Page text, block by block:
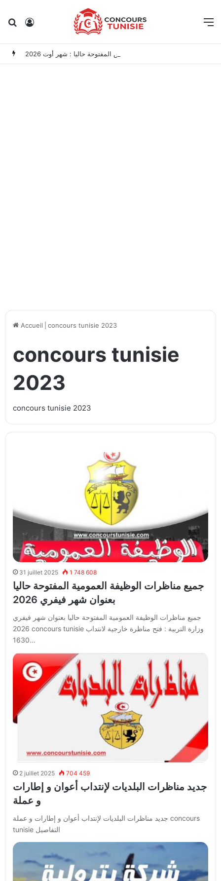
RechercherConnexion
Accueil concours tunisie 2023
concours tunisie
2023
concours tunisie 2023
31 juillet 2025 1 748 608
جميع مناظرات الوظيفة العمومية المفتوحة حاليا
بعنوان شهر فيفري 2026
جميع مناظرات الوظيفة العمومية المفتوحة حاليا بعنوان شهر فيفري
2026 concours tunisie وزارة التربية : فتح مناظرة خارجية لانتداب
1630…
2 juillet 2025 704 459
جديد مناظرات البلديات لإنتداب أعوان و إطارات
و عملة
جديد مناظرات البلديات لإنتداب أعوان و إطارات و عملة concours
tunisie التفاصيل